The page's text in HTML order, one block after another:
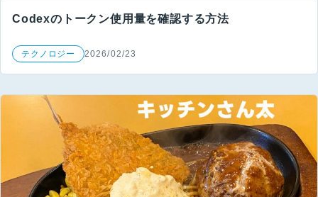
Codexのトークン使用量を確認する方法
テクノロジー 2026/02/23